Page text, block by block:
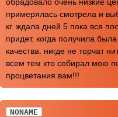
примерялась смотрела и
кг. ждала дней 5 пока вся
придет. когда получила
качества. нигде не торчат
всем тем кто собирал мою
процветания вам!!!
NONAME